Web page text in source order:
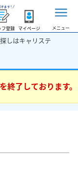
フ登録 マイページ メニュー
しはキャリステ
終了しております。